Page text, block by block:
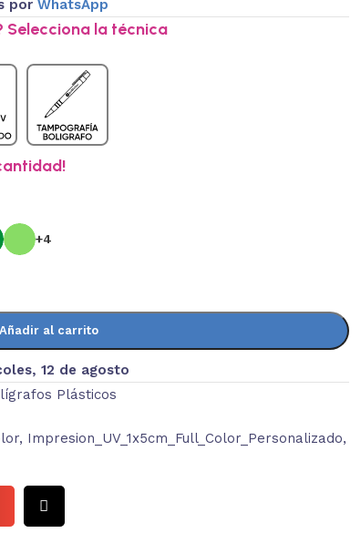
por WhatsApp
Selecciona la técnica
+4
Añadir al carrito
12 de agosto
Plásticos
, Impresion_UV_1x5cm_Full_Color_Personalizado,